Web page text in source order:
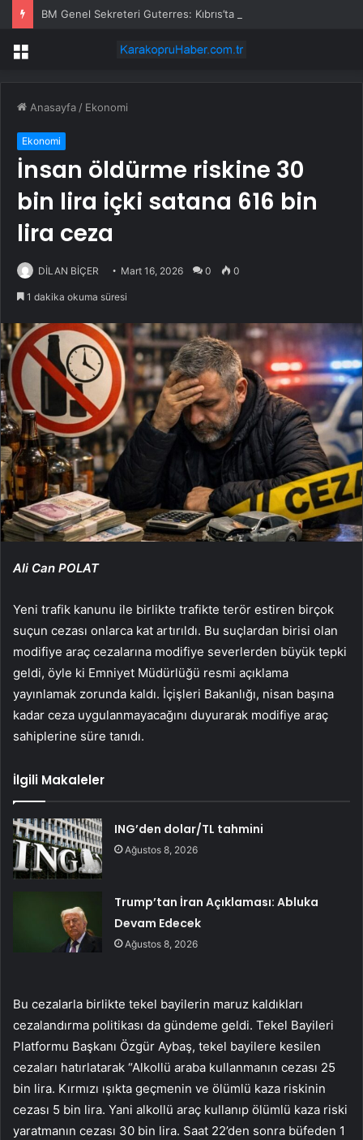
Menü
Anasayfa / Ekonomi
Ekonomi
İnsan öldürme riskine 30
bin lira içki satana 616 bin
lira ceza
DİLAN BİÇER Mart 16, 2026 0 0
1 dakika okuma süresi
Ali Can POLAT
Yeni trafik kanunu ile birlikte trafikte terör estiren birçok
suçun cezası onlarca kat artırıldı. Bu suçlardan birisi olan
modifiye araç cezalarına modifiye severlerden büyük tepki
geldi, öyle ki Emniyet Müdürlüğü resmi açıklama
yayınlamak zorunda kaldı. İçişleri Bakanlığı, nisan başına
kadar ceza uygulanmayacağını duyurarak modifiye araç
sahiplerine süre tanıdı.
İlgili Makaleler
ING’den dolar/TL tahmini
Ağustos 8, 2026
Trump’tan İran Açıklaması: Abluka
Devam Edecek
Ağustos 8, 2026
Bu cezalarla birlikte tekel bayilerin maruz kaldıkları
cezalandırma politikası da gündeme geldi. Tekel Bayileri
Platformu Başkanı Özgür Aybaş, tekel bayilere kesilen
cezaları hatırlatarak “Alkollü araba kullanmanın cezası 25
bin lira. Kırmızı ışıkta geçmenin ve ölümlü kaza riskinin
cezası 5 bin lira. Yani alkollü araç kullanıp ölümlü kaza riski
yaratmanın cezası 30 bin lira. Saat 22’den sonra büfeden 1